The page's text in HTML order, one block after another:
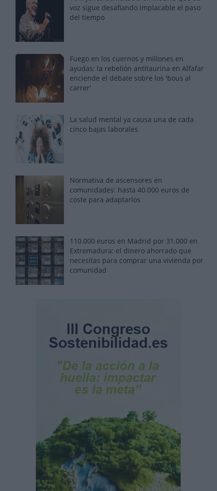
voz sigue desafiando implacable el paso
del tiempo
Fuego en los cuernos y millones en
ayudas: la rebelión antitaurina en Alfafar
enciende el debate sobre los 'bous al
carrer'
La salud mental ya causa una de cada
cinco bajas laborales
Normativa de ascensores en
comunidades: hasta 40.000 euros de
coste para adaptarlos
110.000 euros en Madrid por 31.000 en
Extremadura: el dinero ahorrado que
necesitas para comprar una vivienda por
comunidad